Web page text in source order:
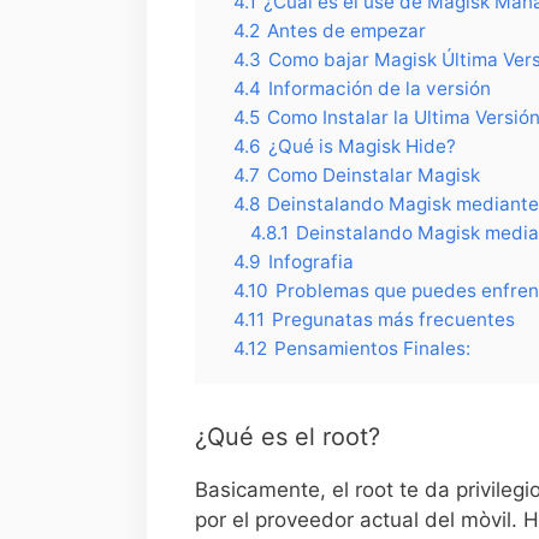
4.2 Antes de empezar
4.3 Como bajar Magisk Última
4.4 Información de la versión
4.5 Como Instalar la Ultima
4.6 ¿Qué is Magisk Hide?
4.7 Como Deinstalar Magisk
4.8 Deinstalando Magisk
4.8.1 Deinstalando Magisk
4.9 Infografia
4.10 Problemas que puedes
4.11 Pregunatas más frecuentes
4.12 Pensamientos Finales:
¿Qué es el root?
Basicamente, el root te da
por el proveedor actual del mòvil.